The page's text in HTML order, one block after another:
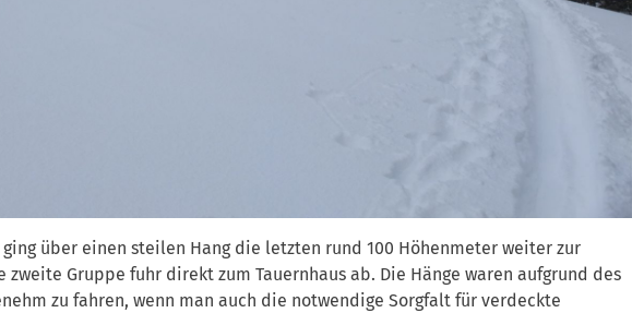
über einen steilen Hang die letzten rund 100 Höhenmeter weiter zur
zweite Gruppe fuhr direkt zum Tauernhaus ab. Die Hänge waren aufgrund des
zu fahren, wenn man auch die notwendige Sorgfalt für verdeckte